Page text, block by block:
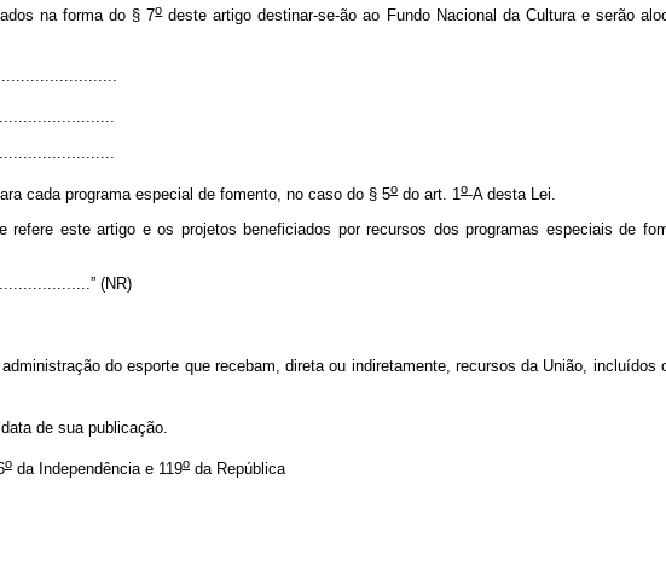
na forma do § 7odeste artigo destinar-se-ão ao Fundo Nacional da Cultura e serão
cada programa especial de fomento, no caso do § 5o do art. 1 o-A desta Lei.
este artigo e os projetos beneficiados por recursos dos programas especiais de
” (NR)
do esporte que recebam, direta ou indiretamente, recursos da União,
de sua publicação.
o da Independência e 119o da República